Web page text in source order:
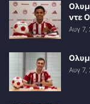
ντε
Αυγ 7,
Αυγ 7,